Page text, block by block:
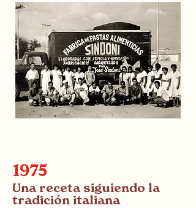
1975
Una receta siguiendo la
tradición italiana